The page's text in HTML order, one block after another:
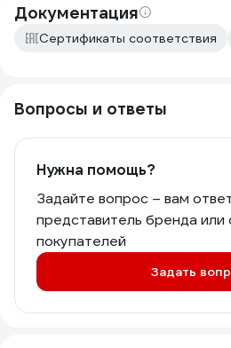
Документация
Сертификаты соответствия
Вопросы и ответы
Нужна помощь?
Задайте вопрос – вам
представитель бренда или
покупателей
Задать